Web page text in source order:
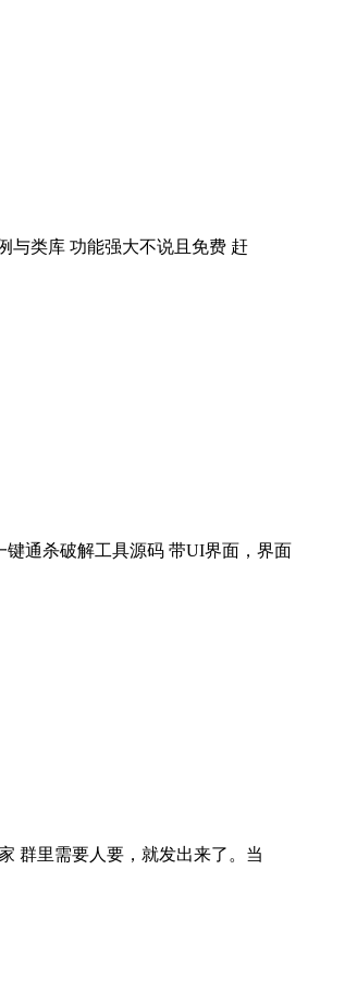
与类库 功能强大不说且免费 赶
通杀破解工具源码 带UI界面，界面
群里需要人要，就发出来了。当